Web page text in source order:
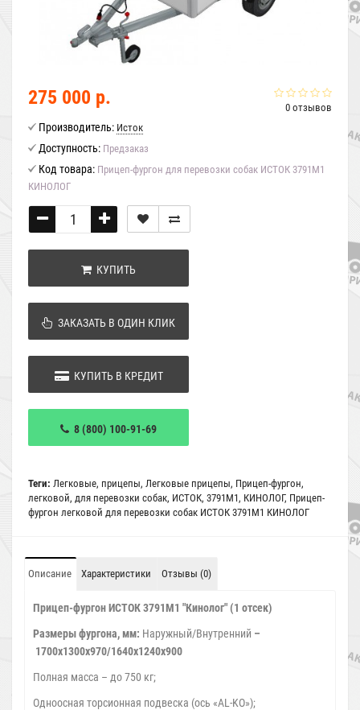
0 отзывов
275 000 р.
Производитель: Исток
Доступность: Предзаказ
Код товара: Прицеп-фургон для перевозки собак ИСТОК 3791М1
КИНОЛОГ
КУПИТЬ
ЗАКАЗАТЬ В ОДИН КЛИК
КУПИТЬ В КРЕДИТ
8 (800) 100-91-69
Теги: Легковые, прицепы, Легковые прицепы, Прицеп-фургон,
легковой, для перевозки собак, ИСТОК, 3791М1 , КИНОЛОГ, Прицеп-
фургон легковой для перевозки собак ИСТОК 3791М1 КИНОЛОГ
Описание Характеристики Отзывы (0)
Прицеп-фургон ИСТОК 3791М1 "Кинолог" (1 отсек)
Размеры фургона, мм: Наружный/Внутренний –
1700х1300х970/1640х1240х900
Полная масса – до 750 кг;
Одноосная торсионная подвеска (ось «AL-KO»);